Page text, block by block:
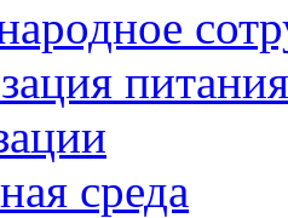
среда